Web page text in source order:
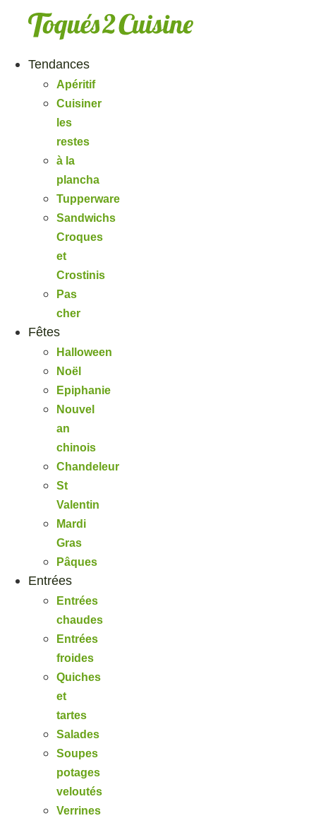
Tendances
Apéritif
Cuisiner
les
restes
à la
plancha
Tupperware
Sandwichs
Croques
et
Crostinis
Pas
cher
Fêtes
Halloween
Noël
Epiphanie
Nouvel
an
chinois
Chandeleur
St
Valentin
Mardi
Gras
Pâques
Entrées
Entrées
chaudes
Entrées
froides
Quiches
et
tartes
Salades
Soupes
potages
veloutés
Verrines